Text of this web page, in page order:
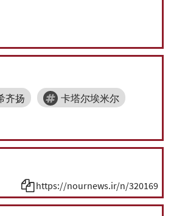
齐扬 卡塔尔埃米尔
https://nournews.ir/n/320169